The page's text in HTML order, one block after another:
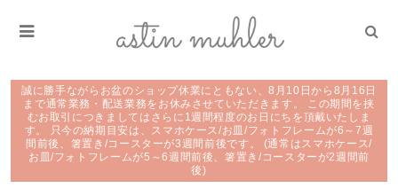
誠に勝手ながらお盆のショップ休業にともない、8月10日から8月16日
まで通常業務・配送業務をお休みさせていただきます。 この期間を挟
むお取引につきましてはさらに1週間程度のお日にちを頂戴いたしま
す。 只今の納期目安は、スマホケース/お皿/フォトフレームが6～7週
間前後、箸置き/コースターが3週間前後です。 (通常はスマホケース/
お皿/フォトフレームが5～6週間前後、箸置き/コースターが2週間前
後)